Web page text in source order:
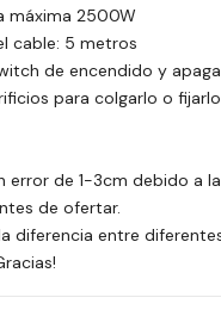
máxima 2500W
cable: 5 metros
de encendido y
para colgarlo o
error de 1-3cm debido a
de ofertar.
diferencia entre